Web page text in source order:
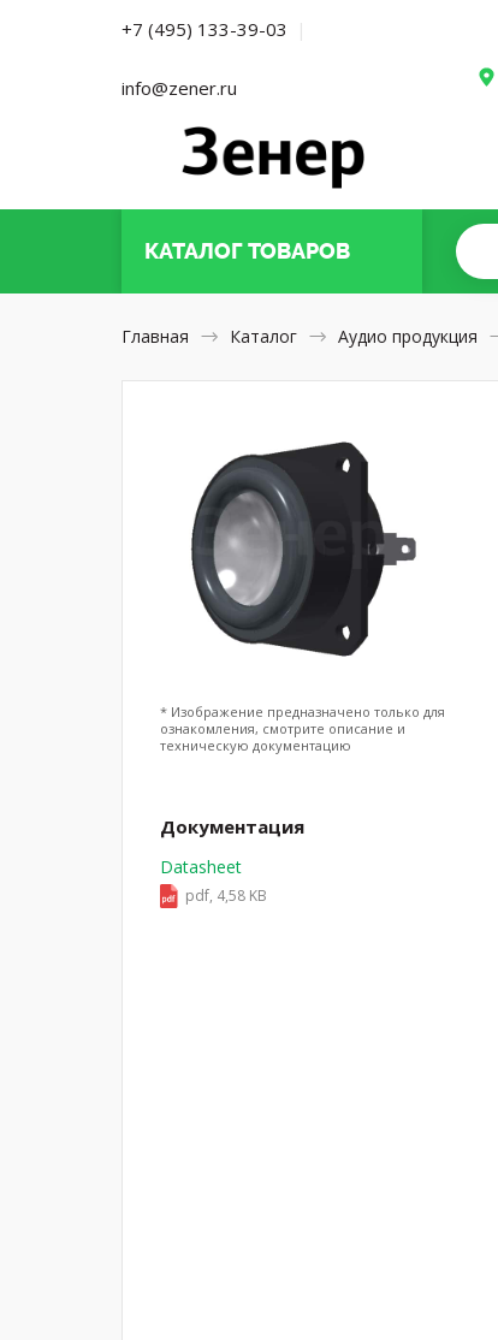
+7 (495) 133-39-03 |
info@zener.ru
КАТАЛОГТОВАРОВ
Главная Каталог Аудио продукция
* Изображение предназначено только для
ознакомления, смотрите описание и
техническую документацию
Документация
Datasheet
pdf, 4,58 KB